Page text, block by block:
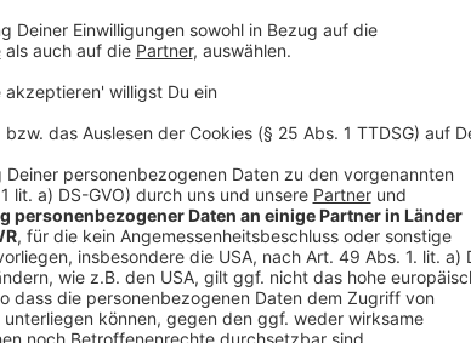
Arbeitsverhältnissen kommt", sagte der Anwalt der
Arbeitnehmer haben bei laufenden
der Anwalt einer Klägerin. In den beiden Fällen ging es
2014 zurückreichten.
Die Bedeutung des Urteils
Anzeige